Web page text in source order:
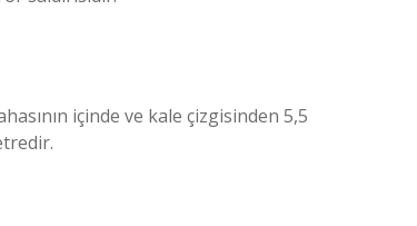
içinde ve kale çizgisinden 5,5